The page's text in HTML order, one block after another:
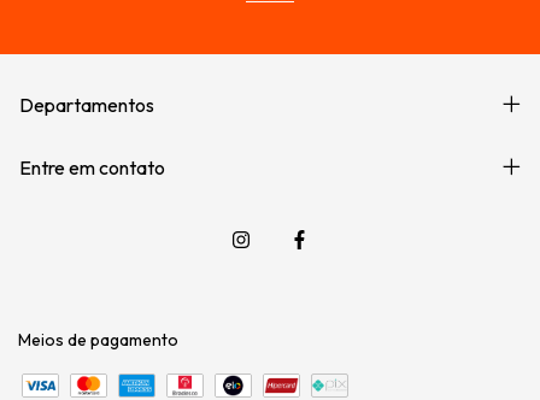
Departamentos
Entre em contato
Meios de pagamento